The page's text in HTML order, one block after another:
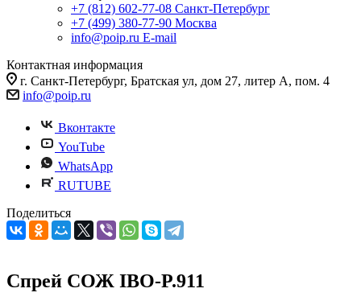
+7 (812) 602-77-08 Санкт-Петербург
+7 (499) 380-77-90 Москва
info@poip.ru E-mail
Контактная информация
г. Санкт-Петербург, Братская ул, дом 27, литер А, пом. 4
info@poip.ru
Вконтакте
YouTube
WhatsApp
RUTUBE
Поделиться
Спрей СОЖ IBO-P.911